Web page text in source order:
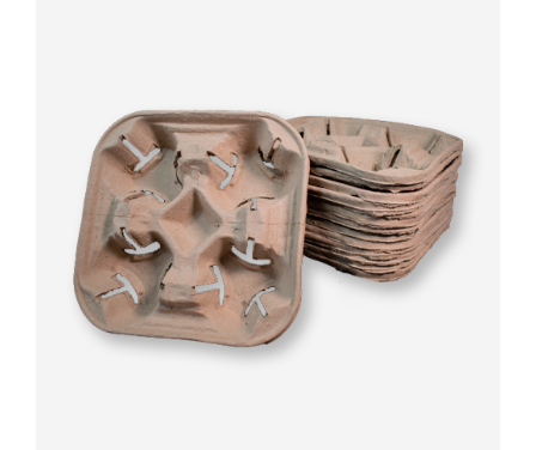
Valorado
con5.00de 5
AÑADIR AL CARRITO / DETALLES